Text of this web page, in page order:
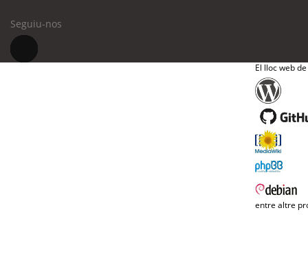
Seguiu-nos
El lloc web
entre altre